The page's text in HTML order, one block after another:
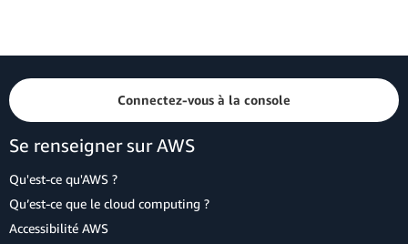
Connectez-vous à la console
Se renseigner sur AWS
Qu'est-ce qu'AWS ?
Qu’est-ce que le cloud computing ?
Accessibilité AWS